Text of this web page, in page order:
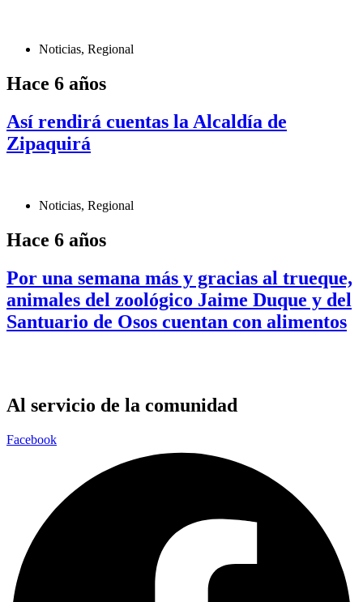
Noticias, Regional
Hace 6 años
Así rendirá cuentas la Alcaldía de
Zipaquirá
Noticias, Regional
Hace 6 años
Por una semana más y gracias al trueque,
animales del zoológico Jaime Duque y del
Santuario de Osos cuentan con alimentos
Al servicio de la comunidad
Facebook